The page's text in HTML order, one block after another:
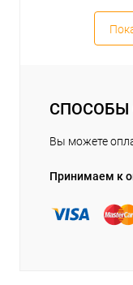
СПОСОБЫ
Вы можете
Принимаем к